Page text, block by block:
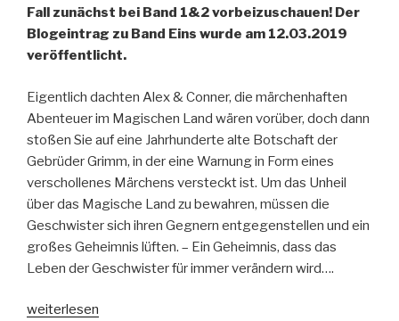
Fall zunächst bei Band 1&2 vorbeizuschauen! Der
Blogeintrag zu Band Eins wurde am 12.03.2019
veröffentlicht.
Eigentlich dachten Alex & Conner, die märchenhaften
Abenteuer im Magischen Land wären vorüber, doch dann
stoßen Sie auf eine Jahrhunderte alte Botschaft der
Gebrüder Grimm, in der eine Warnung in Form eines
verschollenes Märchens versteckt ist. Um das Unheil
über das Magische Land zu bewahren, müssen die
Geschwister sich ihren Gegnern entgegenstellen und ein
großes Geheimnis lüften. – Ein Geheimnis, dass das
Leben der Geschwister für immer verändern wird….
„Land
weiterlesen